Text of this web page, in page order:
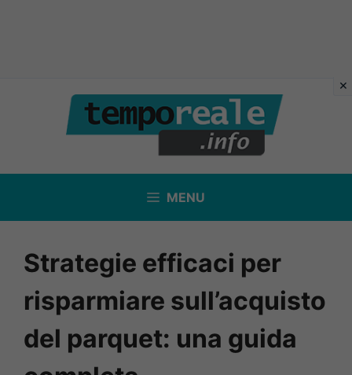
contenuto
MENU
Strategie efficaci per
risparmiare sull’acquisto
del parquet: una guida